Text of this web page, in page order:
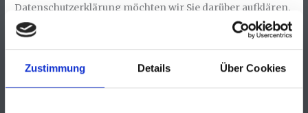
Zustimmung Details Über Cookies
Datenschutzerklärung möchten wir Sie darüber aufklären,
welche Arten Ihrer personenbezogenen Daten
(nachfolgend auch kurz als „Daten“ bezeichnet) wir zu
welchen Zwecken und in welchem Umfang verarbeiten.
Die Datenschutzerklärung gilt für alle von uns
durchgeführten Verarbeitungen personenbezogener